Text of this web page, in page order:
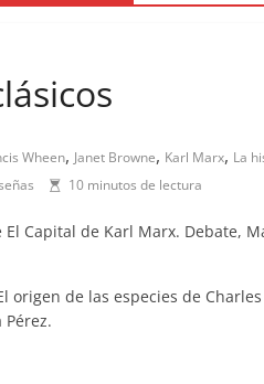
Wheen, Janet Browne, Karl Marx, La
10 minutos de lectura
Capital de Karl Marx. Debate,
origen de las especies de